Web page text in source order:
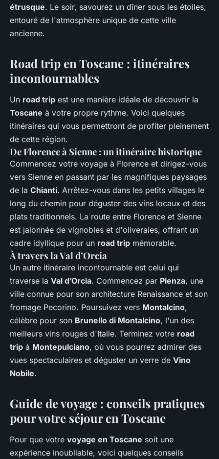
étrusque. Le soir, savourez un dîner sous les étoiles,
entouré de l'atmosphère unique de cette ville
ancienne.
Road trip en Toscane : itinéraires
incontournables
Un road trip est une manière idéale de découvrir la
Toscane à votre propre rythme. Voici quelques
itinéraires qui vous permettront de profiter pleinement
de cette région.
De Florence à Sienne : un itinéraire historique
Commencez votre voyage à Florence et dirigez-vous
vers Sienne en passant par les magnifiques paysages
de la Chianti. Arrêtez-vous dans les petits villages le
long du chemin pour déguster des vins locaux et des
plats traditionnels. La route entre Florence et Sienne
est jalonnée de vignobles et d'oliveraies, offrant un
cadre idyllique pour un road trip mémorable.
À travers la Val d’Orcia
Un autre itinéraire incontournable est celui qui
traverse la Val d’Orcia. Commencez par Pienza, une
ville connue pour son architecture Renaissance et son
fromage Pecorino. Poursuivez vers Montalcino,
célèbre pour son Brunello di Montalcino, l'un des
meilleurs vins rouges d'Italie. Terminez votre road
trip à Montepulciano, où vous pourrez admirer des
vues spectaculaires et déguster un verre de Vino
Nobile.
Guide de voyage : conseils pratiques
pour votre séjour en Toscane
Pour que votre voyage en Toscane soit une
expérience inoubliable, voici quelques conseils